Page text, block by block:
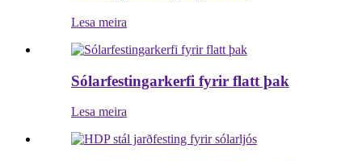
Lesa meira
Sólarfestingarkerfi fyrir flatt þak
Lesa meira